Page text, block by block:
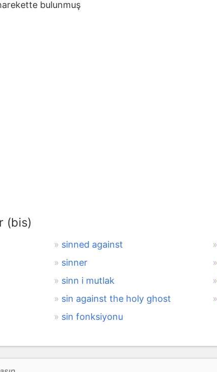
bulunmuş
(bis)
sinned against
sinner
sinn i mutlak
sin against the holy ghost
sin fonksiyonu